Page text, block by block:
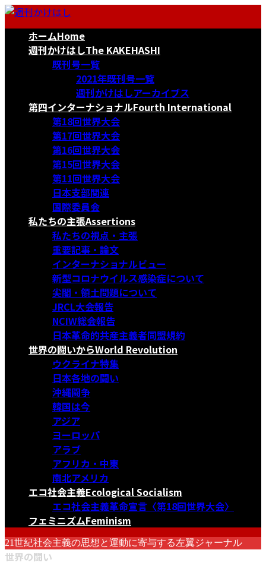
コ
ナ
ホームHome
週刊かけはしThe KAKEHASHI
既刊号一覧
2021年既刊号一覧
週刊かけはしアーカイブス
第四インターナショナルFourth International
第18回世界大会
第17回世界大会
第16回世界大会
第15回世界大会
第11回世界大会
日本支部関連
国際委員会
私たちの主張Assertions
私たちの視点・主張
重要記事・論文
インターナショナルビュー
新型コロナウイルス感染症について
尖閣・領土問題について
JRCL大会報告
NCIW総会報告
日本革命的共産主義者同盟規約
世界の闘いからWorld Revolution
ウクライナ特集
日本各地の闘い
沖縄闘争
韓国は今
アジア
ヨーロッパ
アラブ
アフリカ・中東
南北アメリカ
エコ社会主義Ecological Socialism
エコ社会主義革命宣言〈第18回世界大会〉
フェミニズムFeminism
21世紀社会主義の思想と運動に寄与する左翼ジャーナル
世界の闘い